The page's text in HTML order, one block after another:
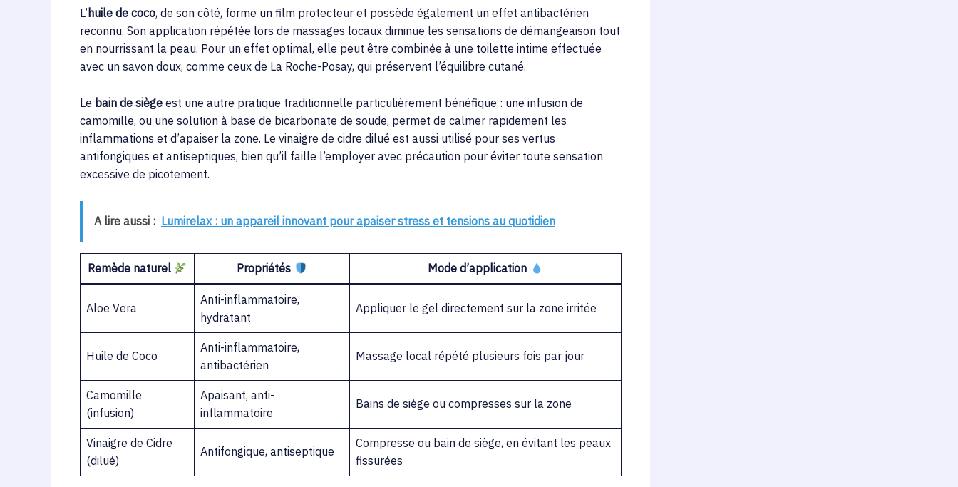
L’ huile de coco, de son côté, forme un film protecteur et possède également un effet antibactérien
reconnu. Son application répétée lors de massages locaux diminue les sensations de démangeaison tout
en nourrissant la peau. Pour un effet optimal, elle peut être combinée à une toilette intime effectuée
avec un savon doux, comme ceux de La Roche-Posay, qui préservent l’équilibre cutané.
Le bain de siège est une autre pratique traditionnelle particulièrement bénéfique : une infusion de
camomille, ou une solution à base de bicarbonate de soude, permet de calmer rapidement les
inflammations et d’apaiser la zone. Le vinaigre de cidre dilué est aussi utilisé pour ses vertus
antifongiques et antiseptiques, bien qu’il faille l’employer avec précaution pour éviter toute sensation
excessive de picotement.
A lire aussi : Lumirelax : un appareil innovant pour apaiser stress et tensions au quotidien
Remède naturel Propriétés Mode d’application
Aloe Vera
Anti-inflammatoire,
hydratant
Appliquer le gel directement sur la zone irritée
Huile de Coco
Anti-inflammatoire,
antibactérien
Massage local répété plusieurs fois par jour
Camomille
(infusion)
Apaisant, anti-
inflammatoire
Bains de siège ou compresses sur la zone
Vinaigre de Cidre
(dilué)
Antifongique, antiseptique
Compresse ou bain de siège, en évitant les peaux
fissurées